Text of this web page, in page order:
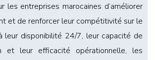
les entreprises marocaines d’améliorer
et de renforcer leur compétitivité sur le
leur disponibilité 24/7, leur capacité de
et leur efficacité opérationnelle, les